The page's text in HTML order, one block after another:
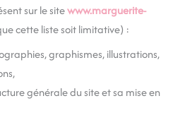
sur le sitewww.marguerite-
cette liste soit limitative) :
graphismes, illustrations,
générale du site et sa mise en